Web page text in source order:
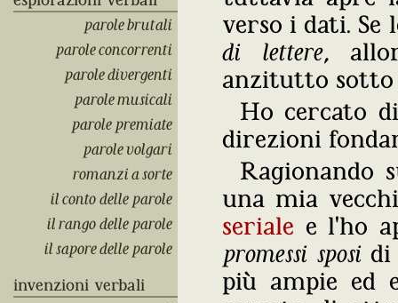
parole brutali
parole concorrenti
parole divergenti
parole musicali
parole premiate
parole volgari
romanzi a sorte
il conto delle parole
il rango delle parole
il sapore delle parole
invenzioni verbali
verso i dati.
di lettere,
anzitutto sotto
Ho cercato
direzioni
Ragionando
una mia
seriale e l'ho
promessi sposi
più ampie ed